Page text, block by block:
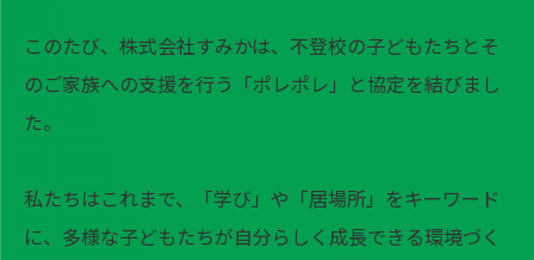
このたび、株式会社すみかは、不登校の子どもたちとそ
のご家族への支援を行う「ポレポレ」と協定を結びまし
た。
私たちはこれまで、「学び」や「居場所」をキーワード
に、多様な子どもたちが自分らしく成長できる環境づく